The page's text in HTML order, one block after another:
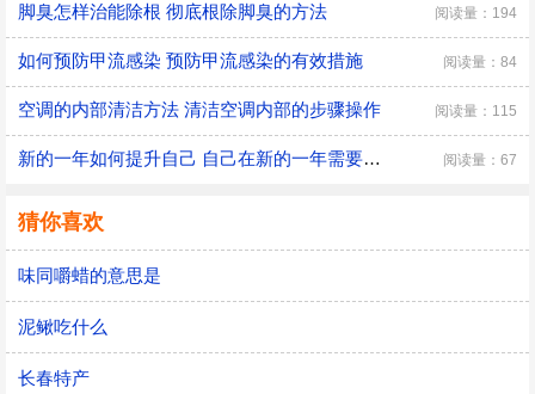
脚臭怎样治能除根 彻底根除脚臭的方法 阅读量：194
如何预防甲流感染 预防甲流感染的有效措施 阅读量：84
空调的内部清洁方法 清洁空调内部的步骤操作 阅读量：115
新的一年如何提升自己 自己在新的一年需要改变的三大方面 阅读量：67
猜你喜欢
味同嚼蜡的意思是
泥鳅吃什么
长春特产